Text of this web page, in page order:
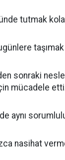
tutmak
taşımak
sonraki
mücadele
aynı
nasihat